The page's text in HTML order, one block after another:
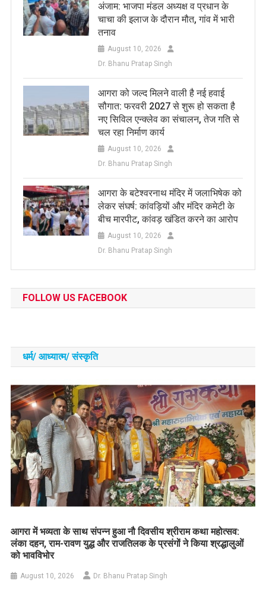
अंजाम: भाजपा मंडल अध्यक्ष व प्रधान के
चाचा की इलाज के दौरान मौत, गांव में भारी
तनाव
August 10, 2026
Dr. Bhanu Pratap Singh
आगरा को जल्द मिलने वाली है नई हवाई
सौगात: फरवरी 2027 से शुरू हो सकता है
नए सिविल एन्क्लेव का संचालन, तेज गति से
चल रहा निर्माण कार्य
August 10, 2026
Dr. Bhanu Pratap Singh
आगरा के बटेश्वरनाथ मंदिर में जलाभिषेक को
लेकर संघर्ष: कांवड़ियों और मंदिर कमेटी के
बीच मारपीट, कांवड़ खंडित करने का आरोप
August 10, 2026
Dr. Bhanu Pratap Singh
FOLLOW US FACEBOOK
धर्म/ आध्‍यात्‍म/ संस्‍कृति
आगरा में भव्यता के साथ संपन्न हुआ नौ दिवसीय श्रीराम कथा महोत्सव:
लंका दहन, राम-रावण युद्ध और राजतिलक के प्रसंगों ने किया श्रद्धालुओं
को भावविभोर
August 10, 2026 Dr. Bhanu Pratap Singh